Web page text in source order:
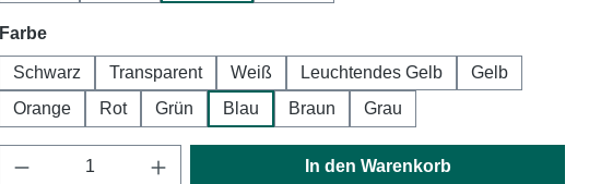
Farbeauswählen
Schwarz Transparent Weiß Leuchtendes Gelb
Gelb
Orange
Rot Grün Blau Braun Grau
Produkt Anzahl: Gib den gewünschten Wert ein
In den Warenkorb